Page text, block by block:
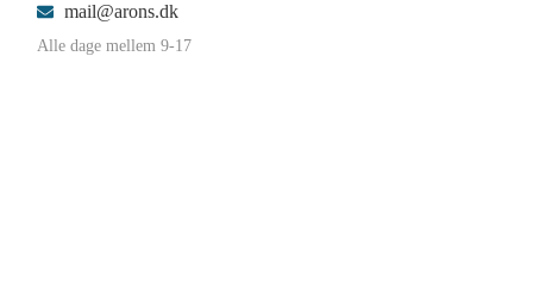
mail@arons.dk
Alle dage mellem 9-17